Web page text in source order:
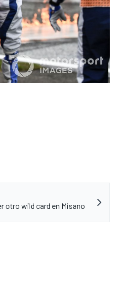
otro wild card en Misano